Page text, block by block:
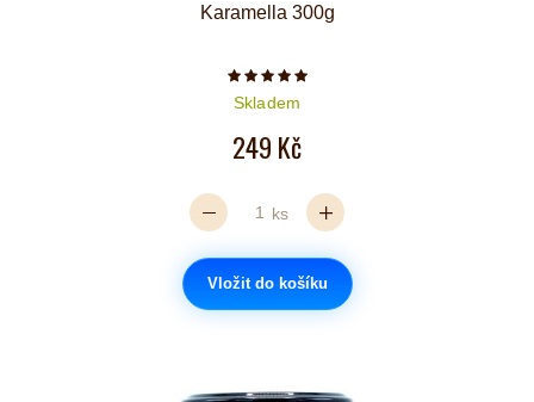
Karamella 300g
Počet hvězdiček je 5 z 5
Skladem
249 Kč
ks
Vložit do košíku